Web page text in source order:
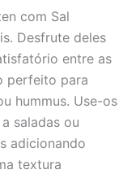
com Sal
Desfrute deles
entre as
perfeito para
hummus. Use-os
saladas ou
adicionando
textura